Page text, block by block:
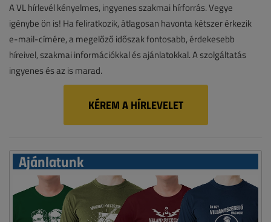
A VL hírlevél kényelmes, ingyenes szakmai hírforrás. Vegye
igénybe ön is! Ha feliratkozik, átlagosan havonta kétszer érkezik
e-mail-címére, a megelőző időszak fontosabb, érdekesebb
híreivel, szakmai információkkal és ajánlatokkal. A szolgáltatás
ingyenes és az is marad.
KÉREM A HÍRLEVELET
Ajánlatunk